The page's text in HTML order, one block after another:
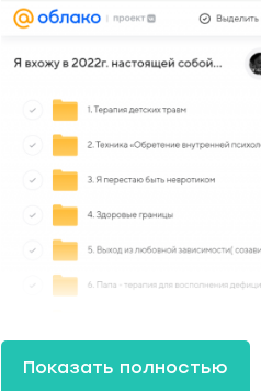
Показать полностью